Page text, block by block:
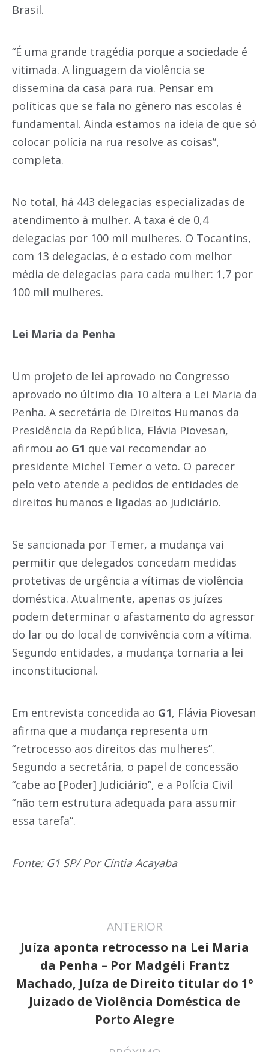
Brasil.
“É uma grande tragédia porque a sociedade é
vitimada. A linguagem da violência se
dissemina da casa para rua. Pensar em
políticas que se fala no gênero nas escolas é
fundamental. Ainda estamos na ideia de que só
colocar polícia na rua resolve as coisas”,
completa.
No total, há 443 delegacias especializadas de
atendimento à mulher. A taxa é de 0,4
delegacias por 100 mil mulheres. O Tocantins,
com 13 delegacias, é o estado com melhor
média de delegacias para cada mulher: 1,7 por
100 mil mulheres.
Lei Maria da Penha
Um projeto de lei aprovado no Congresso
aprovado no último dia 10 altera a Lei Maria da
Penha. A secretária de Direitos Humanos da
Presidência da República, Flávia Piovesan,
afirmou ao G1 que vai recomendar ao
presidente Michel Temer o veto. O parecer
pelo veto atende a pedidos de entidades de
direitos humanos e ligadas ao Judiciário.
Se sancionada por Temer, a mudança vai
permitir que delegados concedam medidas
protetivas de urgência a vítimas de violência
doméstica. Atualmente, apenas os juízes
podem determinar o afastamento do agressor
do lar ou do local de convivência com a vítima.
Segundo entidades, a mudança tornaria a lei
inconstitucional.
Em entrevista concedida ao G1, Flávia Piovesan
afirma que a mudança representa um
“retrocesso aos direitos das mulheres”.
Segundo a secretária, o papel de concessão
“cabe ao [Poder] Judiciário”, e a Polícia Civil
“não tem estrutura adequada para assumir
essa tarefa”.
Fonte: G1 SP/ Por Cíntia Acayaba
de
post:
ANTERIOR
Post
anterior:
Juíza aponta retrocesso na Lei Maria
da Penha – Por Madgéli Frantz
Machado, Juíza de Direito titular do 1º
Juizado de Violência Doméstica de
Porto Alegre